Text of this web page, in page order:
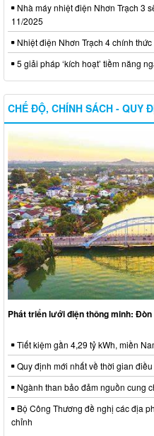
Nhà máy nhiệt điện Nhơn Trạch 3
11/2025
Nhiệt điện Nhơn Trạch 4 chính
5 giải pháp ‘kích hoạt’ tiềm năng
CHẾ ĐỘ, CHÍNH SÁCH - QUY
Phát triển lưới điện thông minh:
Tiết kiệm gần 4,29 tỷ kWh, miền
Quy định mới nhất về thời gian
Ngành than bảo đảm nguồn cung
Bộ Công Thương đề nghị các địa
chỉnh